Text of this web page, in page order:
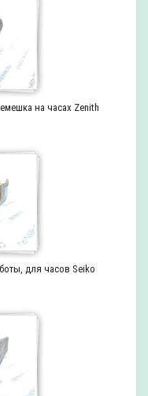
на часах Zenith
для часов Seiko